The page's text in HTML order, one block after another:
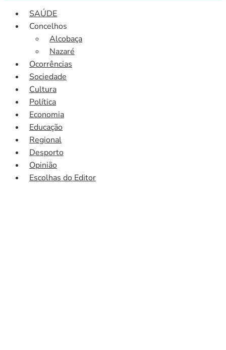
SAÚDE
Concelhos
Alcobaça
Nazaré
Ocorrências
Sociedade
Cultura
Política
Economia
Educação
Regional
Desporto
Opinião
Escolhas do Editor